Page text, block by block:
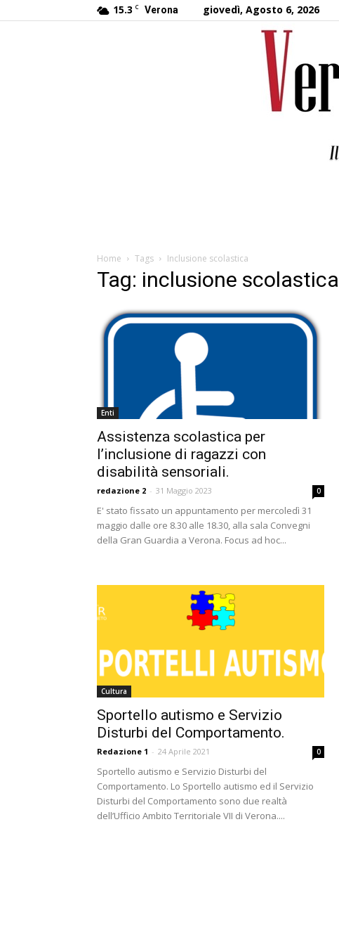
15.3 C Verona giovedì, Agosto 6, 2026
Home Tags Inclusione scolastica
Tag: inclusione scolastica
Enti
Assistenza scolastica per
l’inclusione di ragazzi con
disabilità sensoriali.
redazione 2 - 31 Maggio 2023 0
E' stato fissato un appuntamento per mercoledì 31
maggio dalle ore 8.30 alle 18.30, alla sala Convegni
della Gran Guardia a Verona. Focus ad hoc...
Cultura
Sportello autismo e Servizio
Disturbi del Comportamento.
Redazione 1 - 24 Aprile 2021 0
Sportello autismo e Servizio Disturbi del
Comportamento. Lo Sportello autismo ed il Servizio
Disturbi del Comportamento sono due realtà
dell’Ufficio Ambito Territoriale VII di Verona....